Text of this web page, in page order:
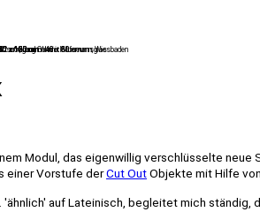
x 160 cm
x 160 cm
x 60 cmGalerie Hafemann, Wiesbaden
x 120 cm / 40 x 80 cm
x 120 cm / 40 x 80 cm
x 120 cm
cm, gerahmt mit Museumsglas
Modul, das eigenwillig verschlüsselte
einer Vorstufe derCut OutObjekte mit Hilfe
'ähnlich' auf Lateinisch, begleitet mich